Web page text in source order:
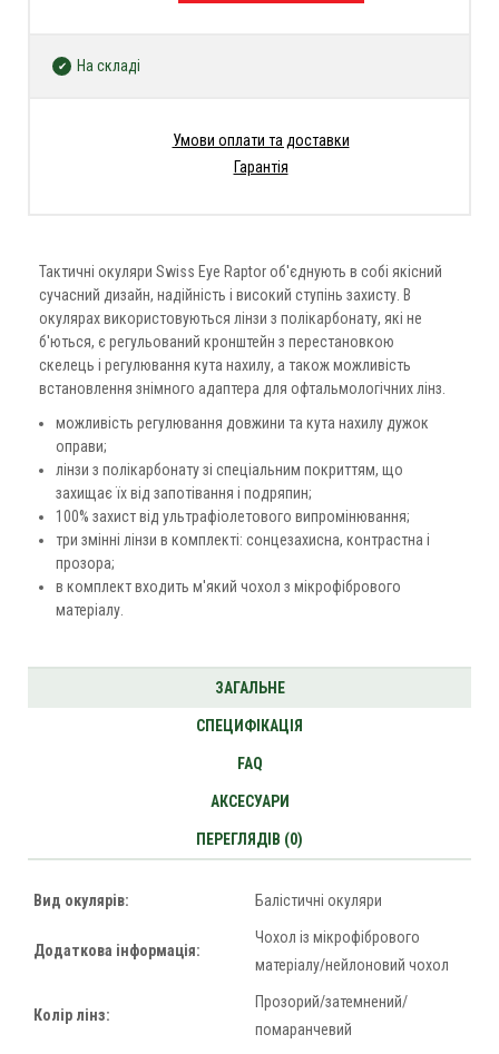
Тактичні окуляри Swiss Eye Raptor об'єднують в собі якісний
сучасний дизайн, надійність і високий ступінь захисту. В
окулярах використовуються лінзи з полікарбонату, які не
б'ються, є регульований кронштейн з перестановкою
скелець і регулювання кута нахилу, а також можливість
встановлення знімного адаптера для офтальмологічних лінз.
можливість регулювання довжини та кута нахилу дужок
оправи;
лінзи з полікарбонату зі спеціальним покриттям, що
захищає їх від запотівання і подряпин;
100% захист від ультрафіолетового випромінювання;
три змінні лінзи в комплекті: сонцезахисна, контрастна і
прозора;
в комплект входить м'який чохол з мікрофібрового
матеріалу.
На складі
Умови оплати та доставки
Гарантія
ЗАГАЛЬНЕ
СПЕЦИФІКАЦІЯ
FAQ
АКСЕСУАРИ
ПЕРЕГЛЯДІВ (0)
Вид окулярів: Балістичні окуляри
Додаткова інформація:
Чохол із мікрофібрового
матеріалу/нейлоновий чохол
Колір лінз:
Прозорий/затемнений/
помаранчевий